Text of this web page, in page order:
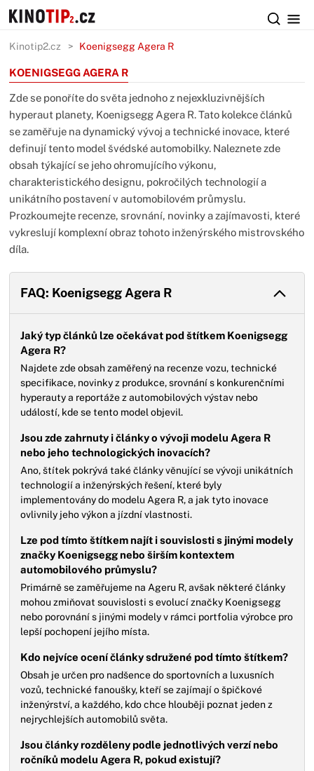
Kinotip2.cz Koenigsegg Agera R
KOENIGSEGG AGERA R
Zde se ponoříte do světa jednoho z nejexkluzivnějších
hyperaut planety, Koenigsegg Agera R. Tato kolekce článků
se zaměřuje na dynamický vývoj a technické inovace, které
definují tento model švédské automobilky. Naleznete zde
obsah týkající se jeho ohromujícího výkonu,
charakteristického designu, pokročilých technologií a
unikátního postavení v automobilovém průmyslu.
Prozkoumejte recenze, srovnání, novinky a zajímavosti, které
vykreslují komplexní obraz tohoto inženýrského mistrovského
díla.
FAQ: Koenigsegg Agera R
Jaký typ článků lze očekávat pod štítkem Koenigsegg
Agera R?
Najdete zde obsah zaměřený na recenze vozu, technické
specifikace, novinky z produkce, srovnání s konkurenčními
hyperauty a reportáže z automobilových výstav nebo
událostí, kde se tento model objevil.
Jsou zde zahrnuty i články o vývoji modelu Agera R
nebo jeho technologických inovacích?
Ano, štítek pokrývá také články věnující se vývoji unikátních
technologií a inženýrských řešení, které byly
implementovány do modelu Agera R, a jak tyto inovace
ovlivnily jeho výkon a jízdní vlastnosti.
Lze pod tímto štítkem najít i souvislosti s jinými modely
značky Koenigsegg nebo širším kontextem
automobilového průmyslu?
Primárně se zaměřujeme na Ageru R, avšak některé články
mohou zmiňovat souvislosti s evolucí značky Koenigsegg
nebo porovnání s jinými modely v rámci portfolia výrobce pro
lepší pochopení jejího místa.
Kdo nejvíce ocení články sdružené pod tímto štítkem?
Obsah je určen pro nadšence do sportovních a luxusních
vozů, technické fanoušky, kteří se zajímají o špičkové
inženýrství, a každého, kdo chce hlouběji poznat jeden z
nejrychlejších automobilů světa.
Jsou články rozděleny podle jednotlivých verzí nebo
ročníků modelu Agera R, pokud existují?